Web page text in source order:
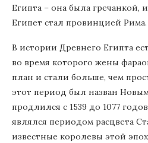
Египта – она была гречанкой,
Египет стал провинцией Рима.
В истории Древнего Египта
во время которого жены
план и стали больше, чем
этот период был назван
продлился с 1539 до 1077
являлся периодом расцвета
известные королевы этой